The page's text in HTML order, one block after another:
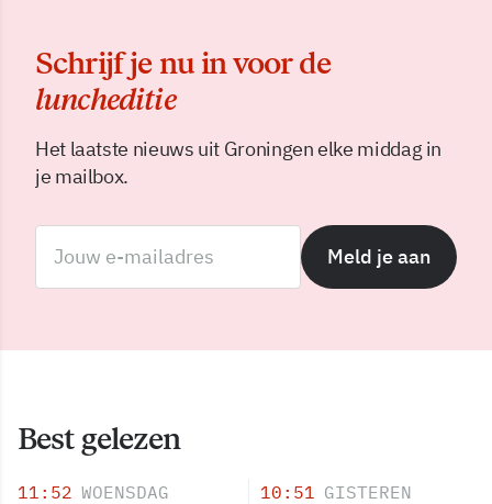
Schrijf je nu in voor de
luncheditie
Het laatste nieuws uit Groningen elke middag in
je mailbox.
Meld je aan
Best gelezen
11:52 WOENSDAG 10:51 GISTEREN